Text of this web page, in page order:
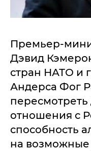
Премьер-
Дэвид
стран НАТО и
Андерса Фог
отношения с
способность
на возможные